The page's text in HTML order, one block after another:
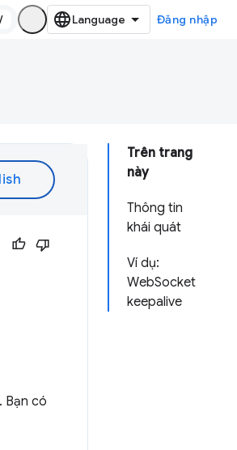
/ Đăng nhập
Trên trang
này
Thông tin
khái quát
Ví dụ:
WebSocket
keepalive
Bạn có